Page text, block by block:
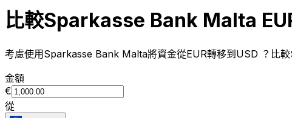
比較Sparkasse Bank Malta
考慮使用Sparkasse Bank Malta將資金從EUR轉移到USD ？比
金額
€
從